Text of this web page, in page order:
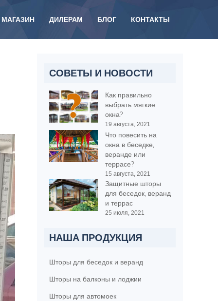
МАГАЗИН ДИЛЕРАМ БЛОГ КОНТАКТЫ
СОВЕТЫ И НОВОСТИ
Как правильно
выбрать мягкие
окна?
19 августа, 2021
Что повесить на
окна в беседке,
веранде или
террасе?
15 августа, 2021
Защитные шторы
для беседок, веранд
и террас
25 июля, 2021
НАША ПРОДУКЦИЯ
Шторы для беседок и веранд
Шторы на балконы и лоджии
Шторы для автомоек